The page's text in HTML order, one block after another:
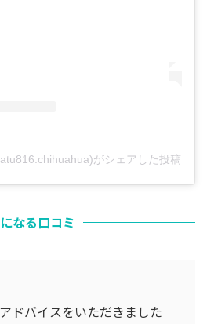
がシェアした投稿
なる口コミ
ドバイスをいただきました